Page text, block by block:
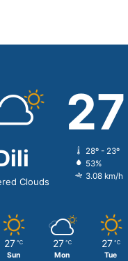
Clouds
27
28º - 23º
53%
3.08 km/h
27 ℃
Sun
27 ℃
Mon
27 ℃
Tue